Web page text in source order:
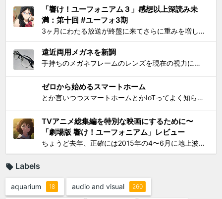
「響け！ユーフォニアム３」感想以上深読み未
満：第十回 #ユーフォ3期
3ヶ月にわたる放送が終盤に来てさらに重みを増して、それをどう自分なりに消化してテキストとして残せばいいかを考えてたら数週間が経過してました。難関である関西大会を前に北宇治高校吹奏楽部とその部長でひとりのユーフォニアム奏者でもある黄前久美子という人物に「史上最大の危機」が訪れたのが...
遠近両用メガネを新調
手持ちのメガネフレームのレンズを現在の視力に合わせて総入れ替えしてから気になり始めた手元を見るときの違和感が特にこの1年で増したので、思い切って遠近両用メガネを新調した。要するにアラフィフにふさわしく老眼が進んで近くが見えづらくなったので、道具でサポートせねばならなくなったわけで...
ゼロから始めるスマートホーム
とか言いつつスマートホームとかIoTってよく知らんけど、おもしろ電気小物を活用して家電生活をもっとエンジョイしちゃおう！というわけで初歩的なものからIT系ガジェットまで一気に紹介して使い方の提案をしようと思う。 0）アナログ的なもの：リモコンコンセント、タイマーつきコンセント...
TVアニメ総集編を特別な映画にするために〜
「劇場版 響け！ユーフォニアム」レビュー
ちょうど去年、正確には2015年の4〜6月に地上波放映されたTVシリーズアニメ「響け！ユーフォニアム」（以下TV版）に思いっきりハマって遂には舞台となった宇治への「聖地巡礼」まで敢行してしまったのは、このブログでご報告してきた通り。過去のあれこれを知りたい方は以下をどうぞ： ...
Labels
aquarium 18 audio and visual 260